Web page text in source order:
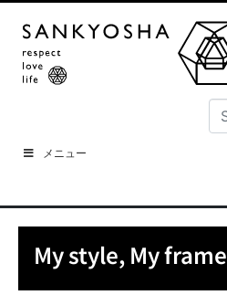
メニュー
My style, My frame